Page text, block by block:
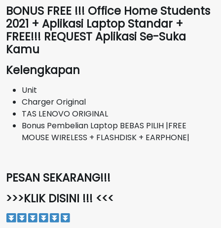
BONUS FREE !!! Office Home Students
2021 + Aplikasi Laptop Standar +
FREE!!! REQUEST Aplikasi Se-Suka
Kamu
Kelengkapan
Unit
Charger Original
TAS LENOVO ORIGINAL
Bonus Pembelian Laptop BEBAS PILIH |FREE
MOUSE WIRELESS + FLASHDISK + EARPHONE|
PESAN SEKARANG!!!
>>>KLIK DISINI !!! <<<